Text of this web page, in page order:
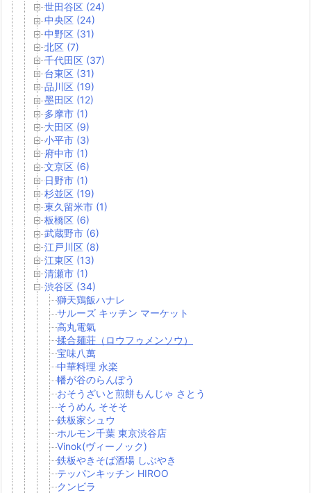
世田谷区 (24)
中央区 (24)
中野区 (31)
北区 (7)
千代田区 (37)
台東区 (31)
品川区 (19)
墨田区 (12)
多摩市 (1)
大田区 (9)
小平市 (3)
府中市 (1)
文京区 (6)
日野市 (1)
杉並区 (19)
東久留米市 (1)
板橋区 (6)
武蔵野市 (6)
江戸川区 (8)
江東区 (13)
清瀬市 (1)
渋谷区 (34)
獅天鶏飯ハナレ
サルーズ キッチン マーケット
高丸電氣
揉合麺荘（ロウフゥメンソウ）
宝味八萬
中華料理 永楽
幡が谷のらんぽう
おそうざいと煎餅もんじゃ さとう
そうめん そそそ
鉄板家シュウ
ホルモン千葉 東京渋谷店
Vinok(ヴィーノック)
鉄板やきそば酒場 しぶやき
テッパンキッチン HIROO
クンビラ